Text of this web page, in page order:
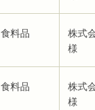
食料品
株式
様
食料品
株式
様